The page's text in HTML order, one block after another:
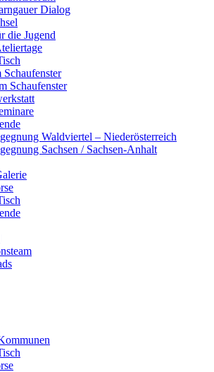
Dialog
die Jugend
Schaufenster
Waldviertel – Niederösterreich
Sachsen / Sachsen-Anhalt